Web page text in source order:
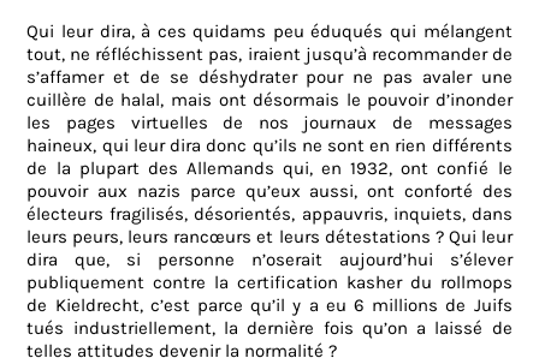
Qui leur dira, à ces quidams peu éduqués qui mélangent
tout, ne réfléchissent pas, iraient jusqu’à recommander de
s’affamer et de se déshydrater pour ne pas avaler une
cuillère de halal, mais ont désormais le pouvoir d’inonder
les pages virtuelles de nos journaux de messages
haineux, qui leur dira donc qu’ils ne sont en rien différents
de la plupart des Allemands qui, en 1932, ont confié le
pouvoir aux nazis parce qu’eux aussi, ont conforté des
électeurs fragilisés, désorientés, appauvris, inquiets, dans
leurs peurs, leurs rancœurs et leurs détestations ? Qui leur
dira que, si personne n’oserait aujourd’hui s’élever
publiquement contre la certification kasher du rollmops
de Kieldrecht, c’est parce qu’il y a eu 6 millions de Juifs
tués industriellement, la dernière fois qu’on a laissé de
telles attitudes devenir la normalité ?